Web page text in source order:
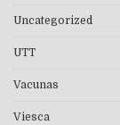
Uncategorized
UTT
Vacunas
Viesca